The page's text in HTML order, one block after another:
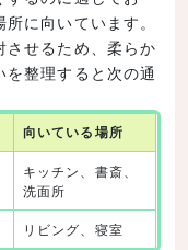
に向いています。
せるため、柔らか
整理すると次の通
向いている場所
キッチン、書斎、
洗面所
リビング、寝室